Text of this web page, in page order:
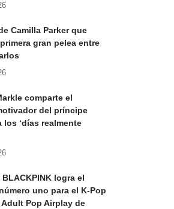
Camilla Parker que
gran pelea entre
comparte el
del príncipe
los ‘días realmente
logra el
uno para el K-Pop
Pop Airplay de